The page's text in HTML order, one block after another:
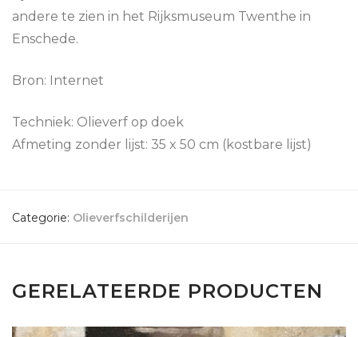
andere te zien in het Rijksmuseum Twenthe in
Enschede.
Bron: Internet
Techniek: Olieverf op doek
Afmeting zonder lijst: 35 x 50 cm (kostbare lijst)
Categorie: Olieverfschilderijen
GERELATEERDE PRODUCTEN